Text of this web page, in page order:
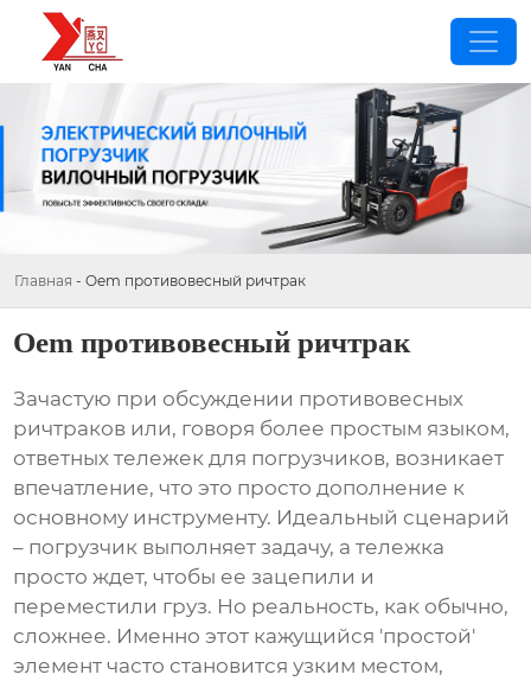
Главная - Oem противовесный ричтрак
Oem противовесный ричтрак
Зачастую при обсуждении противовесных
ричтраков или, говоря более простым языком,
ответных тележек для погрузчиков, возникает
впечатление, что это просто дополнение к
основному инструменту. Идеальный сценарий
– погрузчик выполняет задачу, а тележка
просто ждет, чтобы ее зацепили и
переместили груз. Но реальность, как обычно,
сложнее. Именно этот кажущийся 'простой'
элемент часто становится узким местом,